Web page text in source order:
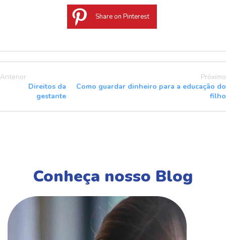
Share on Pinterest
Anterior
Direitos da
gestante
Próximo
Como guardar dinheiro para a educação do
filho
Conheça nosso Blog